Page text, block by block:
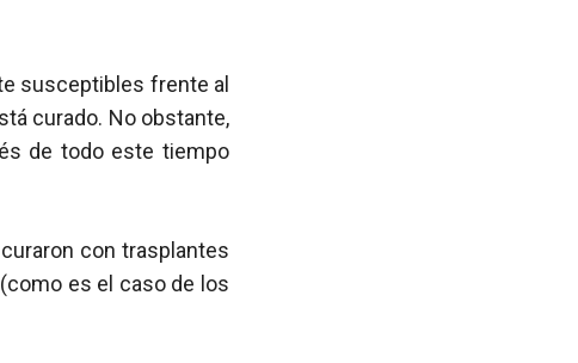
susceptibles frente al
curado. No obstante,
de todo este tiempo
con trasplantes
es el caso de los